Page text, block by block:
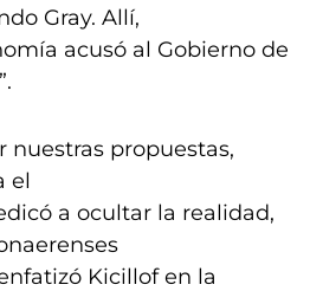
Gray. Allí,
acusó al Gobierno de
nuestras propuestas,
el
a ocultar la realidad,
Kicillof en la